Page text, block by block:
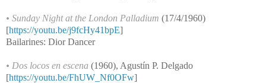
• Sunday Night at the London Palladium (17/4/1960)
[https://youtu.be/j9fcHy41bpE]
Bailarines: Dior Dancer
• Dos locos en escena (1960), Agustín P. Delgado
[https://youtu.be/FhUW_Nf0OFw]